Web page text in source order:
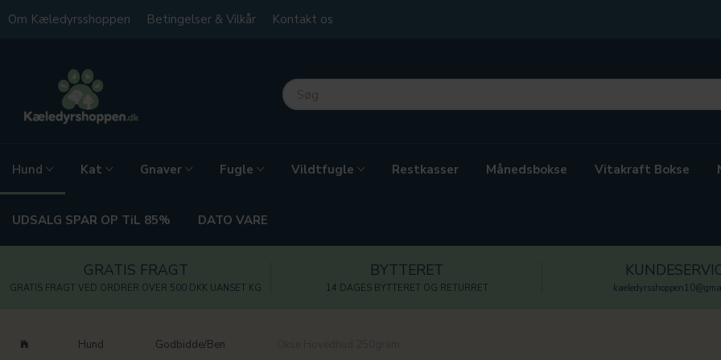
Om Kæledyrsshoppen Betingelser & Vilkår Kontakt os
Hund Kat Gnaver Fugle Vildtfugle Restkasser Månedsbokse Vitakraft Bokse
UDSALG SPAR OP TiL 85% DATO VARE
GRATIS FRAGT
GRATIS FRAGT VED ORDRER OVER 500 DKK UANSET KG
BYTTERET
14 DAGES BYTTERET OG RETURRET
Hund Godbidde/Ben